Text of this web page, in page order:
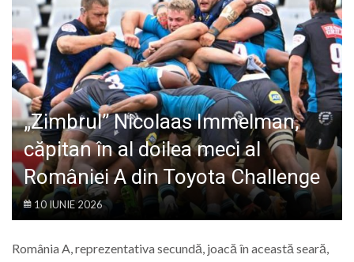
SPECIAL
POLITIC
LIFE
„Zimbrul” Nicolaas Immelman,
căpitan în al doilea meci al
României A din Toyota Challenge
10 IUNIE 2026
România A, reprezentativa secundă, joacă în această seară,